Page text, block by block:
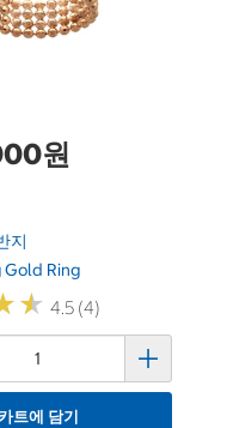
원
지
Gold Ring
★
★ 4.5 (4)
트에 담기